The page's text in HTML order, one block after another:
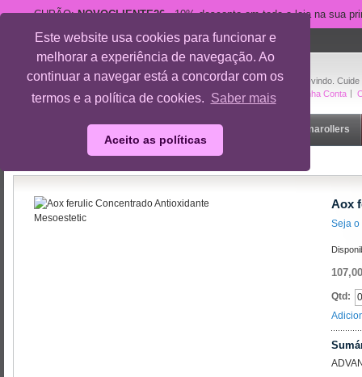
Este website usa cookies para funcionar e
melhorar a experiência de navegação. Ao
continuar a navegar está a concordar com os
termos e a política de cookies. Saber mais
Aceito as políticas
CUPÃO:NOVOCLIENTE26- 10% desconto em toda a loja na sua
Bem-vindo.
A Minha Conta
suporte@cuidedesi.pt
+351 918 595 801
Rosto Dermarollers
Aox ferulic Concentrado Antioxidante
Aox
Seja o
Qtd: